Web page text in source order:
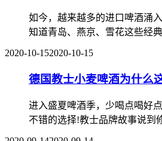
如今，越来越多的进口啤酒涌
知道青岛、燕京、雪花这些经
2020-10-152020-10-15
德国教士小麦啤酒为什么
进入盛夏啤酒季，少喝点喝好
不错的选择!教士品牌故事说到